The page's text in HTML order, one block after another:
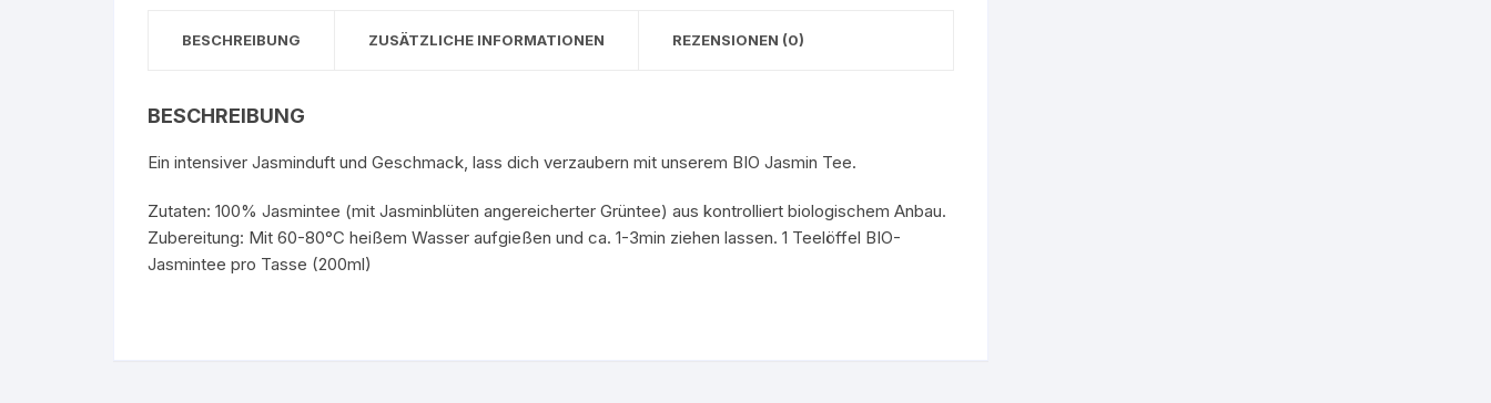
BESCHREIBUNG ZUSÄTZLICHE INFORMATIONEN REZENSIONEN (0)
BESCHREIBUNG
Ein intensiver Jasminduft und Geschmack, lass dich verzaubern mit unserem BIO Jasmin Tee.
Zutaten: 100% Jasmintee (mit Jasminblüten angereicherter Grüntee) aus kontrolliert biologischem Anbau.
Zubereitung: Mit 60-80°C heißem Wasser aufgießen und ca. 1-3min ziehen lassen. 1 Teelöffel BIO-
Jasmintee pro Tasse (200ml)